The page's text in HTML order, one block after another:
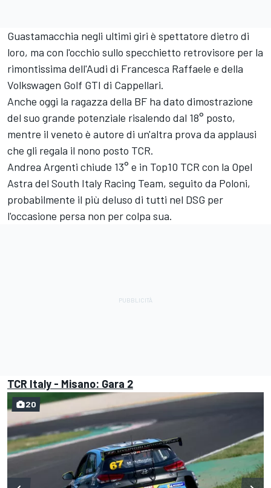
Guastamacchia negli ultimi giri è spettatore dietro di
loro, ma con l'occhio sullo specchietto retrovisore per la
rimontissima dell'Audi di Francesca Raffaele e della
Volkswagen Golf GTI di Cappellari.
Anche oggi la ragazza della BF ha dato dimostrazione
del suo grande potenziale risalendo dal 18° posto,
mentre il veneto è autore di un'altra prova da applausi
che gli regala il nono posto TCR.
Andrea Argenti chiude 13° e in Top10 TCR con la Opel
Astra del South Italy Racing Team, seguito da Poloni,
probabilmente il più deluso di tutti nel DSG per
l'occasione persa non per colpa sua.
TCR Italy - Misano: Gara 2
20